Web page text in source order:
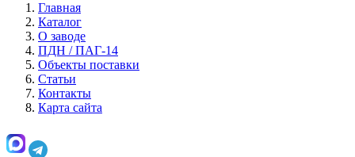
Главная
Каталог
О заводе
ПДН / ПАГ-14
Объекты поставки
Статьи
Контакты
Карта сайта